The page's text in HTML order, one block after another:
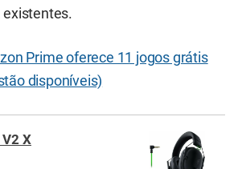
existentes.
Prime oferece 11 jogos grátis
disponíveis)
X